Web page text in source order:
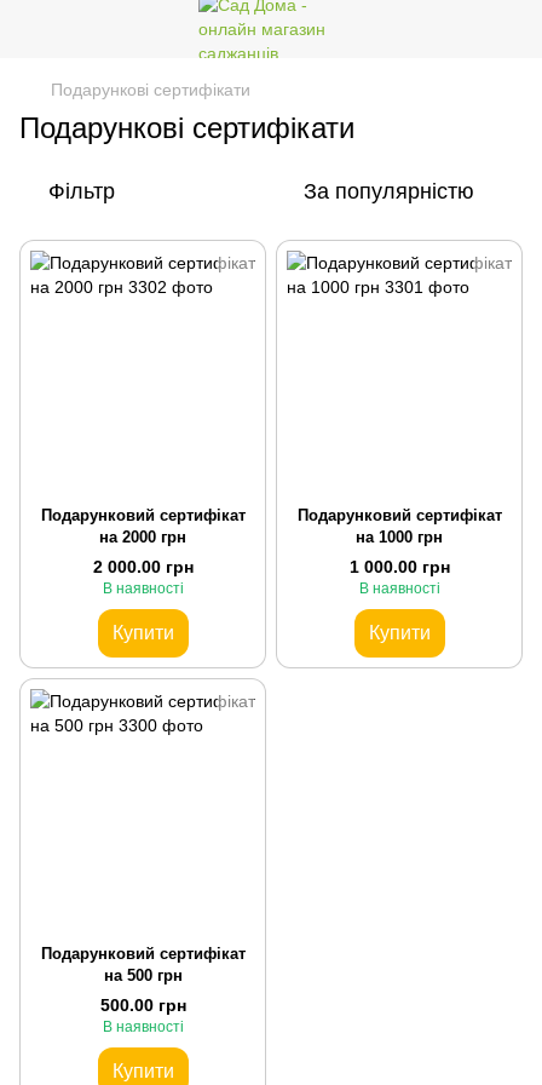
Подарункові сертифікати
Подарункові сертифікати
Фільтр За популярністю
Подарунковий сертифікат
на 2000 грн
2 000.00 грн
В наявності
Купити
Подарунковий сертифікат
на 1000 грн
1 000.00 грн
В наявності
Купити
Подарунковий сертифікат
на 500 грн
500.00 грн
В наявності
Купити